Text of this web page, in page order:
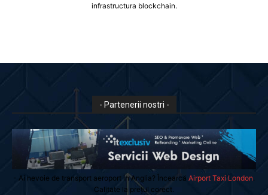
infrastructura blockchain.
- Partenerii nostri -
- Ai nevoie de transport aeroport in Anglia? Încearcă Airport Taxi London
Calitate la prețul corect.